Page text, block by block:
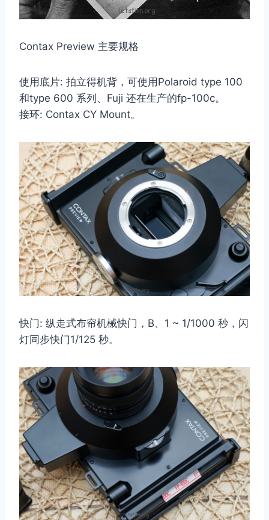
Contax Preview 主要规格
使用底片: 拍立得​​机背，可使用Polaroid type 100
和type 600 系列、Fuji 还在生产的fp-100c。
接环: Contax CY Mount。
快门: 纵走式布帘机械快门，B、1 ~ 1/1000 秒，闪
灯同步快门1/125 秒。